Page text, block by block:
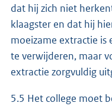
dat hij zich niet
klaagster en dat hij
moeizame extractie is
te verwijderen, maar
extractie zorgvuldig
5.5 Het college moet